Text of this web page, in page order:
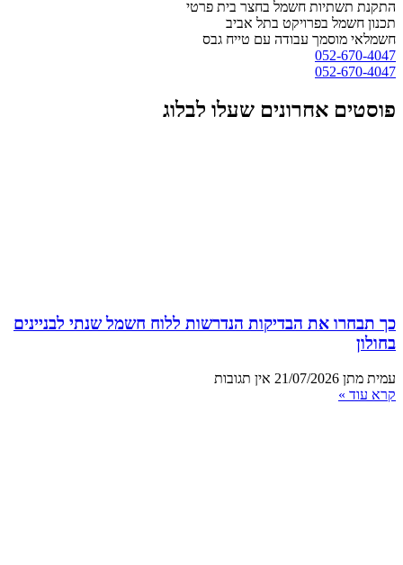
התקנת תשתיות חשמל בחצר בית פרטי
תכנון חשמל בפרויקט בתל אביב
חשמלאי מוסמך עבודה עם טייח גבס
052-670-4047
052-670-4047
פוסטים אחרונים שעלו לבלוג
כך תבחרו את הבדיקות הנדרשות ללוח חשמל שנתי לבניינים
בחולון
עמית מתן 21/07/2026 אין תגובות
קרא עוד »